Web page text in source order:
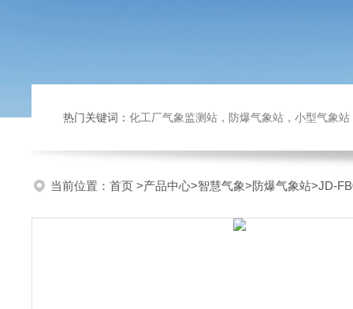
热门关键词： 化工厂气象监测站，防爆气象站，小型气象站，化
当前位置： 首页 >产品中心>智慧气象>防爆气象站>JD-